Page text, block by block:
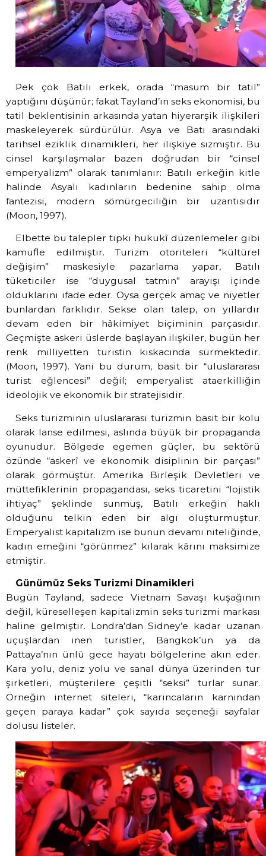
Pek çok Batılı erkek, orada “masum bir tatil”
yaptığını düşünür; fakat Tayland’ın seks ekonomisi, bu
tatil beklentisinin arkasında yatan hiyerarşik ilişkileri
maskeleyerek sürdürülür. Asya ve Batı arasındaki
tarihsel eziklik dinamikleri, her ilişkiye sızmıştır. Bu
cinsel karşılaşmalar bazen doğrudan bir “cinsel
emperyalizm” olarak tanımlanır: Batılı erkeğin kitle
halinde Asyalı kadınların bedenine sahip olma
fantezisi, modern sömürgeciliğin bir uzantısıdır
(Moon, 1997).
Elbette bu talepler tıpkı hukukî düzenlemeler gibi
kamufle edilmiştir. Turizm otoriteleri “kültürel
değişim” maskesiyle pazarlama yapar, Batılı
tüketiciler ise “duygusal tatmin” arayışı içinde
olduklarını ifade eder. Oysa gerçek amaç ve niyetler
bunlardan farklıdır. Sekse olan talep, on yıllardır
devam eden bir hâkimiyet biçiminin parçasıdır.
Geçmişte askeri üslerde başlayan ilişkiler, bugün her
renk milliyetten turistin kıskacında sürmektedir.
(Moon, 1997). Yani bu durum, basit bir “uluslararası
turist eğlencesi” değil; emperyalist ataerkilliğin
ideolojik ve ekonomik bir stratejisidir.
Seks turizminin uluslararası turizmin basit bir kolu
olarak lanse edilmesi, aslında büyük bir propaganda
oyunudur. Bölgede egemen güçler, bu sektörü
özünde “askerî ve ekonomik disiplinin bir parçası”
olarak görmüştür. Amerika Birleşik Devletleri ve
müttefiklerinin propagandası, seks ticaretini “lojistik
ihtiyaç” şeklinde sunmuş, Batılı erkeğin haklı
olduğunu telkin eden bir algı oluşturmuştur.
Emperyalist kapitalizm ise bunun devamı niteliğinde,
kadın emeğini “görünmez” kılarak kârını maksimize
etmiştir.
Günümüz Seks Turizmi Dinamikleri
Bugün Tayland, sadece Vietnam Savaşı kuşağının
değil, küreselleşen kapitalizmin seks turizmi markası
haline gelmiştir. Londra’dan Sidney’e kadar uzanan
uçuşlardan inen turistler, Bangkok’un ya da
Pattaya’nın ünlü gece hayatı bölgelerine akın eder.
Kara yolu, deniz yolu ve sanal dünya üzerinden tur
şirketleri, müşterilere çeşitli “seksi” turlar sunar.
Örneğin internet siteleri, “karıncaların karnından
geçen paraya kadar” çok sayıda seçeneği sayfalar
dolusu listeler.